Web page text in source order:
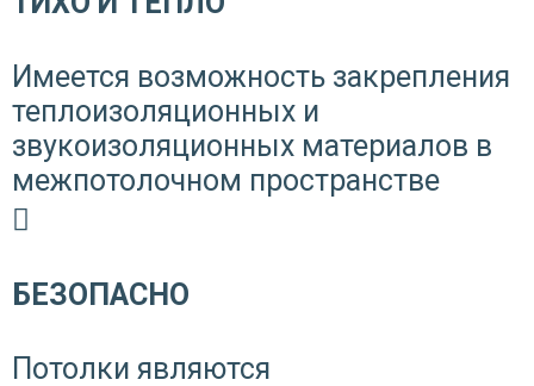
Имеется возможность закрепления
теплоизоляционных и
звукоизоляционных материалов в
межпотолочном пространстве
БЕЗОПАСНО
Потолки являются